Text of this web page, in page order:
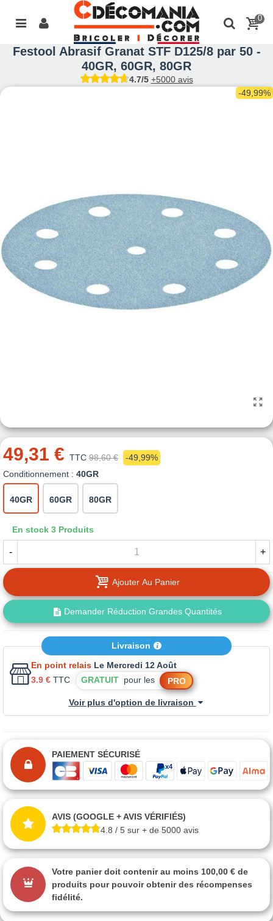
0
Festool Abrasif Granat STF D125/8 par 50 -
40GR, 60GR, 80GR
4.7/5 +5000 avis
-49,99%
49,31 € TTC 98,60 €
-49,99%
Conditionnement : 40GR
40GR 60GR 80GR
En stock 3 Produits
- +
Ajouter Au Panier
Demander Réduction Grandes Quantités
Livraison
En point relais Le Mercredi 12 Août
3.9 € TTC GRATUIT pour les PRO
Voir plus d'option de livraison
PAIEMENT SÉCURISÉ
AVIS (GOOGLE + AVIS VÉRIFIÉS)
4.8 / 5 sur + de 5000 avis
Votre panier doit contenir au moins 100,00 € de
produits pour pouvoir obtenir des récompenses
fidélité.